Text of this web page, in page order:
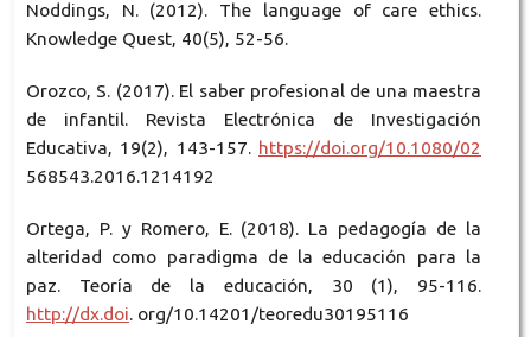
Noddings, N. (2012). The language of care ethics.
Knowledge Quest, 40(5), 52-56.
Orozco, S. (2017). El saber profesional de una maestra
de infantil. Revista Electrónica de Investigación
Educativa, 19(2), 143-157. https://doi.org/10.1080/02
568543.2016.1214192
Ortega, P. y Romero, E. (2018). La pedagogía de la
alteridad como paradigma de la educación para la
paz. Teoría de la educación, 30 (1), 95-116.
http://dx.doi. org/10.14201/teoredu30195116